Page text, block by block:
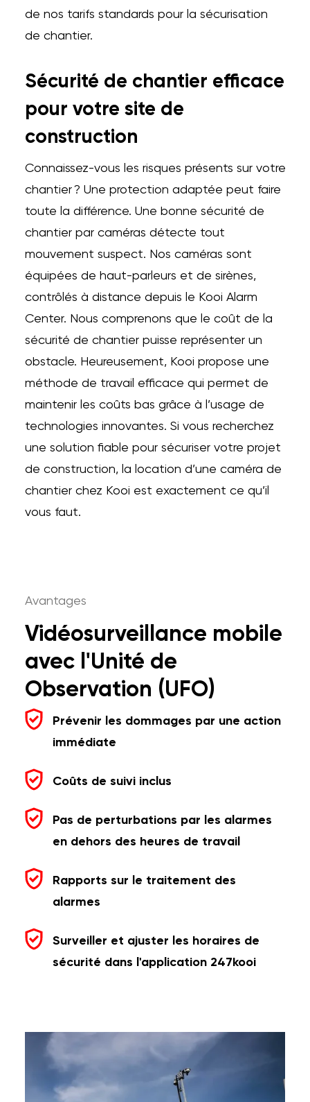
de nos tarifs standards pour la sécurisation
de chantier.
Sécurité de chantier efficace
pour votre site de
construction
Connaissez-vous les risques présents sur votre
chantier ? Une protection adaptée peut faire
toute la différence. Une bonne sécurité de
chantier par caméras détecte tout
mouvement suspect. Nos caméras sont
équipées de haut-parleurs et de sirènes,
contrôlés à distance depuis le Kooi Alarm
Center. Nous comprenons que le coût de la
sécurité de chantier puisse représenter un
obstacle. Heureusement, Kooi propose une
méthode de travail efficace qui permet de
maintenir les coûts bas grâce à l’usage de
technologies innovantes. Si vous recherchez
une solution fiable pour sécuriser votre projet
de construction, la location d’une caméra de
chantier chez Kooi est exactement ce qu’il
vous faut.
Avantages
Vidéosurveillance mobile
avec l'Unité de
Observation (UFO)
Prévenir les dommages par une action
immédiate
Coûts de suivi inclus
Pas de perturbations par les alarmes
en dehors des heures de travail
Rapports sur le traitement des
alarmes
Surveiller et ajuster les horaires de
sécurité dans l'application 247kooi